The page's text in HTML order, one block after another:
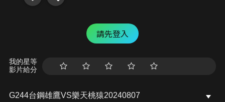
請先登入
我的星等
影片給分
G244台鋼雄鷹VS樂天桃猿20240807